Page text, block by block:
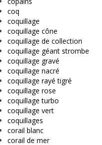
coq
coquillage
coquillage cône
coquillage de collection
coquillage géant strombe
coquillage gravé
coquillage nacré
coquillage rayé tigré
coquillage rose
coquillage turbo
coquillage vert
coquillages
corail blanc
corail de mer